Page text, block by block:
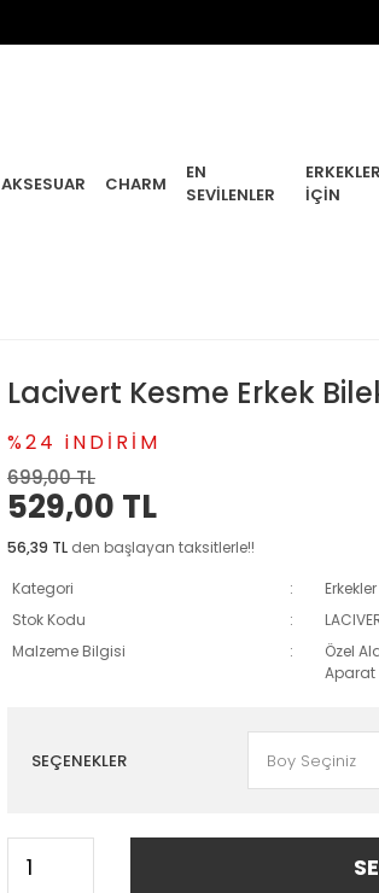
AKSESUAR CHARM
EN
SEVILENLER
ERKEKLER
İÇIN
Lacivert Kesme Erkek
%24 iNDİRİM
699,00 TL
529,00 TL
56,39 TL den başlayan taksitlerle!!
Kategori
Stok Kodu
Malzeme Bilgisi
Özel
Aparat
SEÇENEKLER